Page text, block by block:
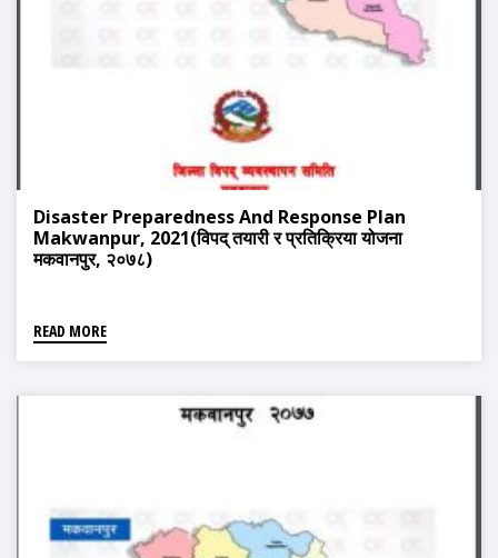
Disaster Preparedness And Response Plan
Makwanpur, 2021(विपद् तयारी र प्रतिक्रिया योजना
मकवानपुर, २०७८)
READ MORE